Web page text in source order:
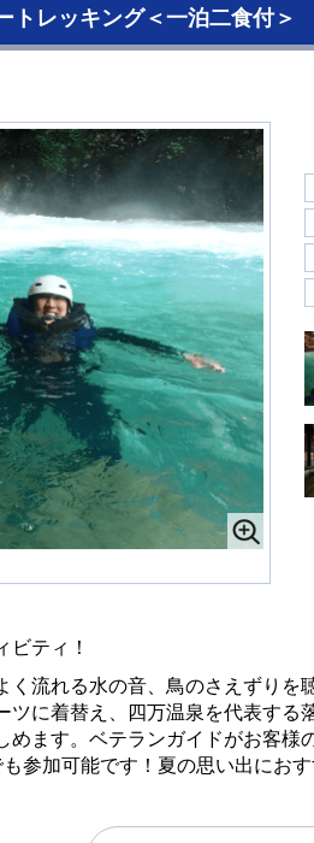
トレッキング＜一泊二食付＞
ティ！
流れる水の音、鳥のさえずり
に着替え、四万温泉を代表す
ます。ベテランガイドがお客
参加可能です！夏の思い出におす